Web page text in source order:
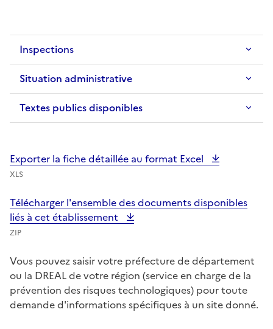
Inspections
Situation administrative
Textes publics disponibles
Exporter la fiche détaillée au format Excel
XLS
Télécharger l'ensemble des documents disponibles
liés à cet établissement
ZIP
Vous pouvez saisir votre préfecture de département
ou la DREAL de votre région (service en charge de la
prévention des risques technologiques) pour toute
demande d'informations spécifiques à un site donné.